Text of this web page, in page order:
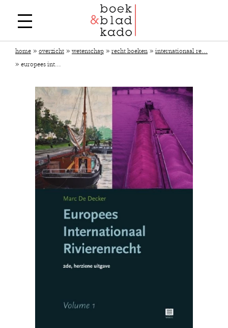
home » overzicht » wetenschap » recht boeken » internationaal re...
» europees int...